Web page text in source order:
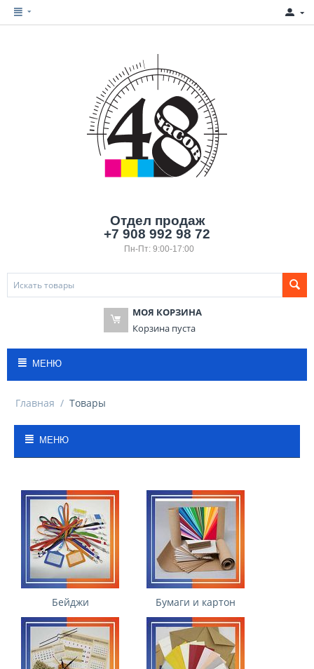
Отдел продаж
+7 908 992 98 72
Пн-Пт: 9:00-17:00
МОЯ КОРЗИНА
Корзина пуста
МЕНЮ
Главная / Товары
МЕНЮ
Бейджи Бумаги и картон